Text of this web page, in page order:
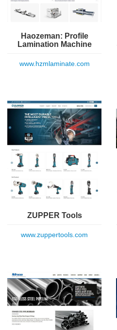
Haozeman: Profile
Lamination Machine
www.hzmlaminate.com
ZUPPER Tools
www.zuppertools.com